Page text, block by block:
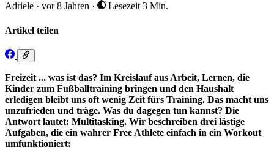
Adriele · vor 8 Jahren · Lesezeit 3 Min.
Artikel teilen
Freizeit ... was ist das? Im Kreislauf aus Arbeit, Lernen, die
Kinder zum Fußballtraining bringen und den Haushalt
erledigen bleibt uns oft wenig Zeit fürs Training. Das macht uns
unzufrieden und träge. Was du dagegen tun kannst? Die
Antwort lautet: Multitasking. Wir beschreiben drei lästige
Aufgaben, die ein wahrer Free Athlete einfach in ein Workout
umfunktioniert: